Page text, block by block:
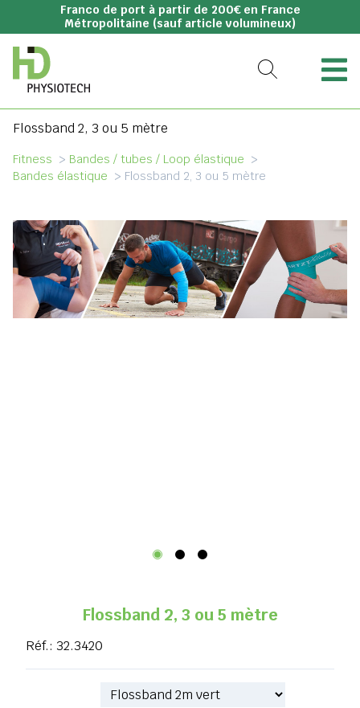
Franco de port à partir de 200€ en France
Métropolitaine (sauf article volumineux)
Flossband 2, 3 ou 5 mètre
Fitness > Bandes / tubes / Loop élastique >
Bandes élastique > Flossband 2, 3 ou 5 mètre
Flossband 2, 3 ou 5 mètre
Réf.: 32.3420